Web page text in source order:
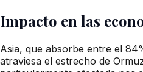
Impacto en las
Asia, que absorbe entre el
atraviesa el estrecho de